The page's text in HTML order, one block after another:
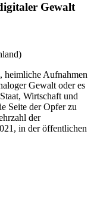
Gewalt
heimliche Aufnahmen
Gewalt oder es
Wirtschaft und
Seite der Opfer zu
der
in der öffentlichen